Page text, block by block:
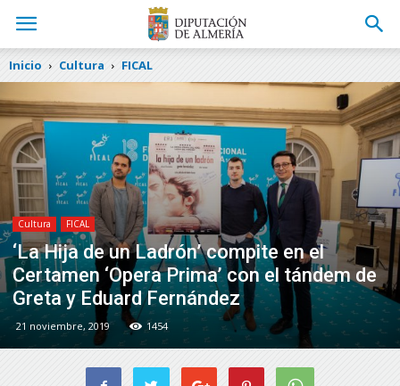
Inicio Cultura FICAL
Cultura FICAL
‘La Hija de un Ladrón’ compite en el
Certamen ‘Opera Prima’ con el tándem de
Greta y Eduard Fernández
21 noviembre, 2019 1454